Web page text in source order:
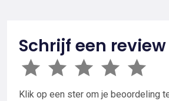
Schrijf een review
Klik op een ster om je beoordeling